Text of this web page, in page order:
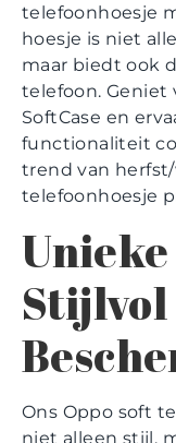
telefoonhoesje
hoesje is niet
maar biedt ook
telefoon. Geniet
SoftCase en
functionaliteit
trend van
telefoonhoesje
Stijlvol
Ons Oppo soft
niet alleen stijl,